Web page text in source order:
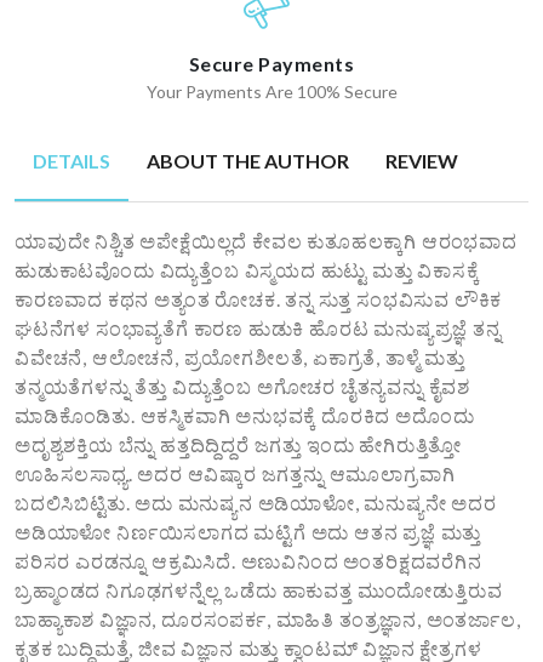
Secure Payments
Your Payments Are 100% Secure
DETAILS ABOUT THE AUTHOR REVIEW
ಯಾವುದೇ ನಿಶ್ಚಿತ ಅಪೇಕ್ಷೆಯಿಲ್ಲದೆ ಕೇವಲ ಕುತೂಹಲಕ್ಕಾಗಿ ಆರಂಭವಾದ
ಹುಡುಕಾಟವೊಂದು ವಿದ್ಯುತ್ತೆಂಬ ವಿಸ್ಮಯದ ಹುಟ್ಟು ಮತ್ತು ವಿಕಾಸಕ್ಕೆ
ಕಾರಣವಾದ ಕಥನ ಅತ್ಯಂತ ರೋಚಕ. ತನ್ನ ಸುತ್ತ ಸಂಭವಿಸುವ ಲೌಕಿಕ
ಘಟನೆಗಳ ಸಂಭಾವ್ಯತೆಗೆ ಕಾರಣ ಹುಡುಕಿ ಹೊರಟ ಮನುಷ್ಯಪ್ರಜ್ಞೆ ತನ್ನ
ವಿವೇಚನೆ, ಆಲೋಚನೆ, ಪ್ರಯೋಗಶೀಲತೆ, ಏಕಾಗ್ರತೆ, ತಾಳ್ಮೆ ಮತ್ತು
ತನ್ಮಯತೆಗಳನ್ನು ತೆತ್ತು ವಿದ್ಯುತ್ತೆಂಬ ಅಗೋಚರ ಚೈತನ್ಯವನ್ನು ಕೈವಶ
ಮಾಡಿಕೊಂಡಿತು. ಆಕಸ್ಮಿಕವಾಗಿ ಅನುಭವಕ್ಕೆ ದೊರಕಿದ ಅದೊಂದು
ಅದೃಶ್ಯಶಕ್ತಿಯ ಬೆನ್ನು ಹತ್ತದಿದ್ದಿದ್ದರೆ ಜಗತ್ತು ಇಂದು ಹೇಗಿರುತ್ತಿತ್ತೋ
ಊಹಿಸಲಸಾಧ್ಯ. ಅದರ ಆವಿಷ್ಕಾರ ಜಗತ್ತನ್ನು ಆಮೂಲಾಗ್ರವಾಗಿ
ಬದಲಿಸಿಬಿಟ್ಟಿತು. ಅದು ಮನುಷ್ಯನ ಅಡಿಯಾಳೋ, ಮನುಷ್ಯನೇ ಅದರ
ಅಡಿಯಾಳೋ ನಿರ್ಣಯಿಸಲಾಗದ ಮಟ್ಟಿಗೆ ಅದು ಆತನ ಪ್ರಜ್ಞೆ ಮತ್ತು
ಪರಿಸರ ಎರಡನ್ನೂ ಆಕ್ರಮಿಸಿದೆ. ಅಣುವಿನಿಂದ ಅಂತರಿಕ್ಷದವರೆಗಿನ
ಬ್ರಹ್ಮಾಂಡದ ನಿಗೂಢಗಳನ್ನೆಲ್ಲ ಒಡೆದು ಹಾಕುವತ್ತ ಮುಂದೋಡುತ್ತಿರುವ
ಬಾಹ್ಯಾಕಾಶ ವಿಜ್ಞಾನ, ದೂರಸಂಪರ್ಕ, ಮಾಹಿತಿ ತಂತ್ರಜ್ಞಾನ, ಅಂತರ್ಜಾಲ,
ಕೃತಕ ಬುದ್ಧಿಮತ್ತೆ, ಜೀವ ವಿಜ್ಞಾನ ಮತ್ತು ಕ್ವಾಂಟಮ್ ವಿಜ್ಞಾನ ಕ್ಷೇತ್ರಗಳ